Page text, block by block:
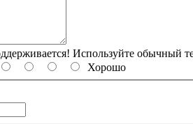
Используйте обычный
Хорошо